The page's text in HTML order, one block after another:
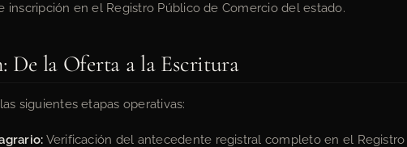
en el Registro Público de Comercio del estado.
De la Oferta a la Escritura
siguientes etapas operativas:
Verificación del antecedente registral completo en el Registro